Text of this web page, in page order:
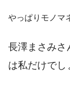
やっぱりモノマ
長澤まさみさ
は私だけでし